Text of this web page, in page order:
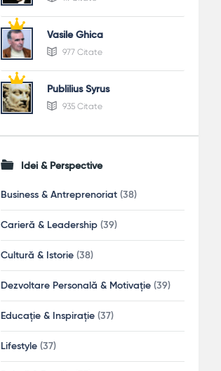
Vasile Ghica
977 Citate
Publilius Syrus
935 Citate
Idei & Perspective
Business & Antreprenoriat (38)
Carieră & Leadership (39)
Cultură & Istorie (38)
Dezvoltare Personală & Motivație (39)
Educație & Inspirație (37)
Lifestyle (37)